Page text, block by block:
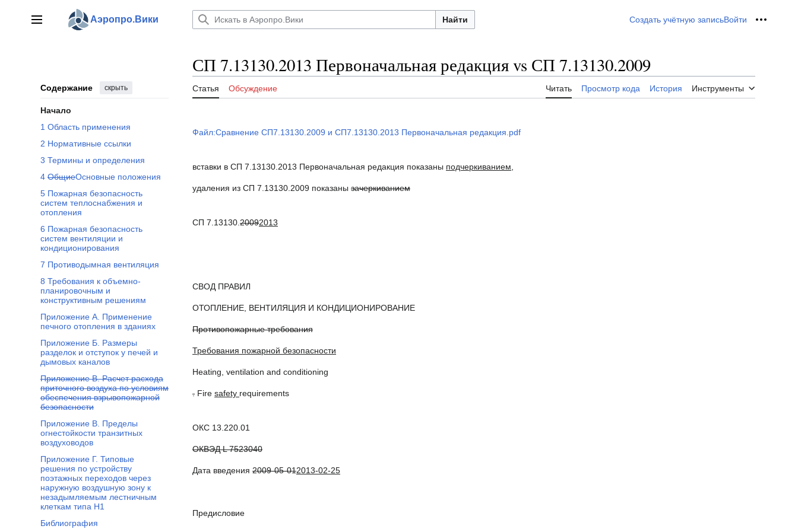
содержаниюГлавное менюАэропро.Вики Найти Создать учётную записьВойти
Содержание скрыть
Начало
1 Область применения
2 Нормативные ссылки
3 Термины и определения
4 ОбщиеОсновные положения
5 Пожарная безопасность
систем теплоснабжения и
отопления
6 Пожарная безопасность
систем вентиляции и
кондиционирования
7 Противодымная вентиляция
8 Требования к объемно-
планировочным и
конструктивным решениям
Приложение А. Применение
печного отопления в зданиях
Приложение Б. Размеры
разделок и отступок у печей и
дымовых каналов
Приложение В. Расчет расхода
приточного воздуха по условиям
обеспечения взрывопожарной
безопасности
Приложение В. Пределы
огнестойкости транзитных
воздуховодов
Приложение Г. Типовые
решения по устройству
поэтажных переходов через
наружную воздушную зону к
незадымляемым лестничным
клеткам типа H1
Библиография
СП 7.13130.2013 Первоначальная редакция vs СП 7.13130.2009
Статья Обсуждение Читать Просмотр кода История Инструменты
Файл:Сравнение СП7.13130.2009 и СП7.13130.2013 Первоначальная редакция.pdf
вставки в СП 7.13130.2013 Первоначальная редакция показаны подчеркиванием
удаления из СП 7.13130.2009 показаны зачеркиванием
СП 7.13130. 20092013
СВОД ПРАВИЛ
ОТОПЛЕНИЕ, ВЕНТИЛЯЦИЯ И КОНДИЦИОНИРОВАНИЕ
Противопожарные требования
Требования пожарной безопасности
Heating, ventilation and conditioning
. Fire safety requirements
ОКС 13.220.01
ОКВЭД L 7523040
Дата введения 2009-05-012013-02-25
Предисловие